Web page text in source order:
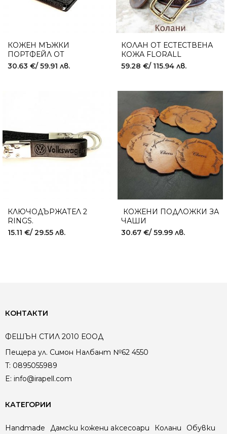
КОЖЕН МЪЖКИ
ПОРТФЕЙЛ ОТ
ЕСТЕСТВЕНА КОЖА B.556
30.63 €/ 59.91 лв.
КОЛАН ОТ ЕСТЕСТВЕНА
КОЖА FLORALL
59.28 €/ 115.94 лв.
КЛЮЧОДЪРЖАТЕЛ 2
RINGS.
15.11 €/ 29.55 лв.
КОЖЕНИ ПОДЛОЖКИ ЗА
ЧАШИ
30.67 €/ 59.99 лв.
КОНТАКТИ
ФЕШЪН СТИЛ 2010 ЕООД
Пещера ул. Симон Налбант №62 4550
T: 0895055989
E: info@irapell.com
КАТЕГОРИИ
Handmade Дамски кожени аксесоари Колани
Обувки